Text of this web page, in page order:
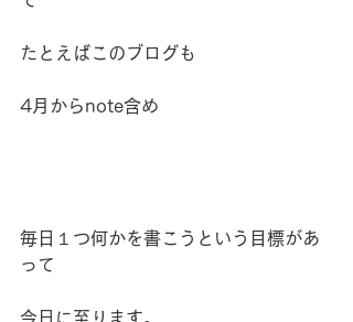
たとえばこのブログも
4月からnote含め
毎日１つ何かを書こうという目標があ
って
今日に至ります。